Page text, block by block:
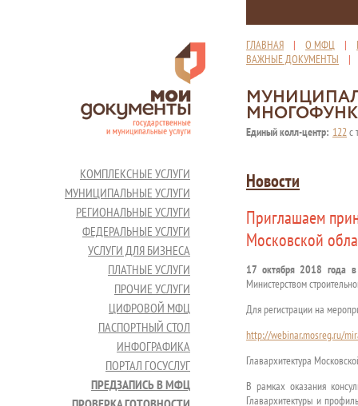
ГЛАВНАЯ | О МФЦ |
ВАЖНЫЕ ДОКУМЕНТЫ
Единый колл-центр: 122с
КОМПЛЕКСНЫЕ УСЛУГИ
МУНИЦИПАЛЬНЫЕ УСЛУГИ
РЕГИОНАЛЬНЫЕ УСЛУГИ
ФЕДЕРАЛЬНЫЕ УСЛУГИ
УСЛУГИ ДЛЯ БИЗНЕСА
ПЛАТНЫЕ УСЛУГИ
ПРОЧИЕ УСЛУГИ
ЦИФРОВОЙ МФЦ
ПАСПОРТНЫЙ СТОЛ
ИНФОГРАФИКА
ПОРТАЛ ГОСУСЛУГ
ПРЕДЗАПИСЬ В МФЦ
Новости
Приглашаем
Московской
17 октября 2018 года
Министерством
Для регистрации на
http://webinar.mosreg.ru/
Главархитектура
В рамках оказания
Главархитектуры и